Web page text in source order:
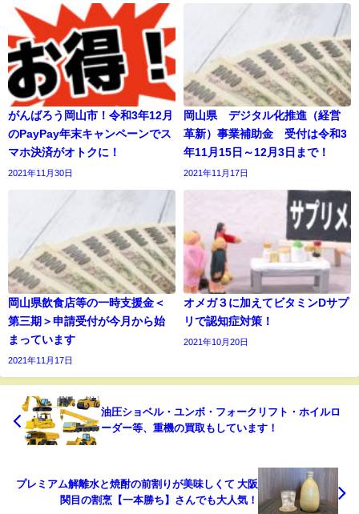
がんばろう岡山市！令和3年12月
のPayPay年末キャンペーンでス
マホ決済がオトクに！
2021年11月30日
岡山県 デジタル化推進（経営
革新）事業補助金 受付は令和3
年11月15日～12月3日まで！
2021年11月17日
岡山県飲食店等の一時支援金＜
第三期＞申請受付が今月から始
まっています
2021年11月17日
オメガ３に加えてビタミンDサプ
リで認知症対策！
2021年10月20日
油圧ショベル・ユンボ・フォークリフト・ホイルロ
ーダー等、重機の買取もしています！
プレミアム解離水と焼酎の前割りが美味しくて 大阪
関目の割烹【一本勝ち】さんでも大人気！